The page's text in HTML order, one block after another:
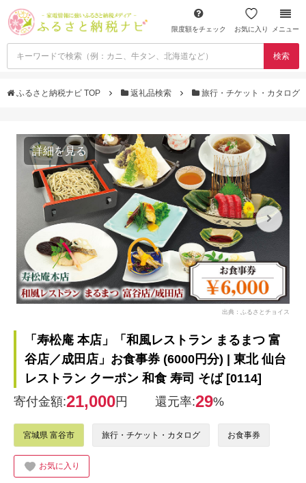
限度額をチェック お気に入り メニュー
検索
ふるさと納税ナビ TOP 返礼品検索 旅行・チケット・カタログ
詳細を見る
出典：ふるさとチョイス
「寿松庵 本店」「和風レストラン まるまつ 富
谷店／成田店」お食事券 (6000円分) | 東北 仙台
レストラン クーポン 和食 寿司 そば [0114]
寄付金額:21,000円 還元率:29%
宮城県 富谷市 旅行・チケット・カタログ お食事券
お気に入り